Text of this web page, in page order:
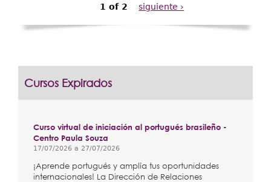
1 of 2 siguiente ›
Cursos Expirados
Curso virtual de iniciación al portugués brasileño -
Centro Paula Souza
17/07/2026 a 27/07/2026
¡Aprende portugués y amplía tus oportunidades
internacionales! La Dirección de Relaciones